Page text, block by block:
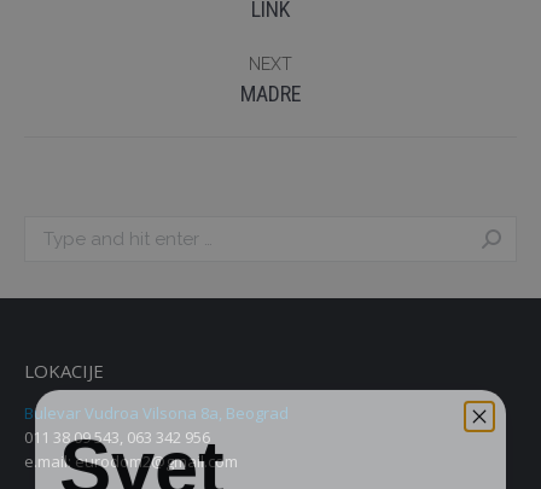
LINK
NEXT
Next
MADRE
Search:
LOKACIJE
Bulevar Vudroa Vilsona 8a, Beograd
011 38 09 543, 063 342 956
e.mail: eurodom2@gmail.com
Svet